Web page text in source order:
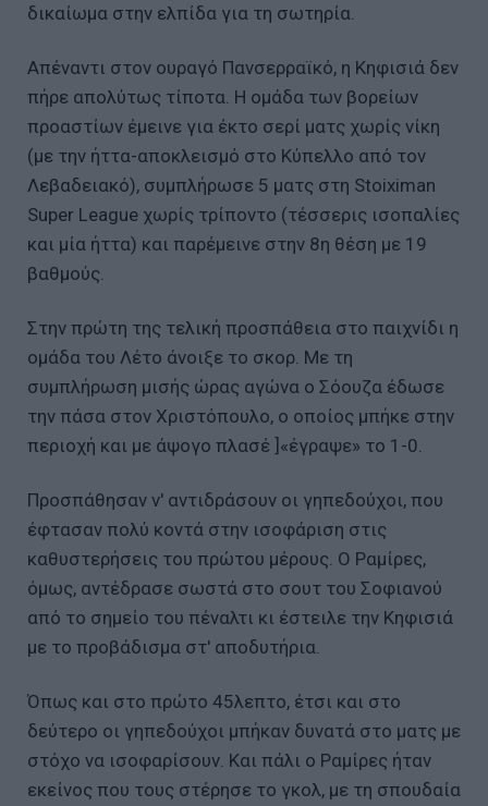
δικαίωμα στην ελπίδα για τη σωτηρία.
Απέναντι στον ουραγό Πανσερραϊκό, η Κηφισιά δεν
πήρε απολύτως τίποτα. Η ομάδα των βορείων
προαστίων έμεινε για έκτο σερί ματς χωρίς νίκη
(με την ήττα-αποκλεισμό στο Κύπελλο από τον
Λεβαδειακό), συμπλήρωσε 5 ματς στη Stoiximan
Super League χωρίς τρίποντο (τέσσερις ισοπαλίες
και μία ήττα) και παρέμεινε στην 8η θέση με 19
βαθμούς.
Στην πρώτη της τελική προσπάθεια στο παιχνίδι η
ομάδα του Λέτο άνοιξε το σκορ. Με τη
συμπλήρωση μισής ώρας αγώνα ο Σόουζα έδωσε
την πάσα στον Χριστόπουλο, ο οποίος μπήκε στην
περιοχή και με άψογο πλασέ ]«έγραψε» το 1-0.
Προσπάθησαν ν' αντιδράσουν οι γηπεδούχοι, που
έφτασαν πολύ κοντά στην ισοφάριση στις
καθυστερήσεις του πρώτου μέρους. Ο Ραμίρες,
όμως, αντέδρασε σωστά στο σουτ του Σοφιανού
από το σημείο του πέναλτι κι έστειλε την Κηφισιά
με το προβάδισμα στ' αποδυτήρια.
Όπως και στο πρώτο 45λεπτο, έτσι και στο
δεύτερο οι γηπεδούχοι μπήκαν δυνατά στο ματς με
στόχο να ισοφαρίσουν. Και πάλι ο Ραμίρες ήταν
εκείνος που τους στέρησε το γκολ, με τη σπουδαία